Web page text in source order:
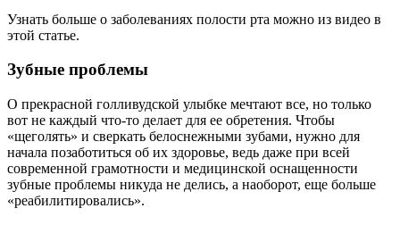
Узнать больше о заболеваниях полости рта можно из видео в
этой статье.
Зубные проблемы
О прекрасной голливудской улыбке мечтают все, но только
вот не каждый что-то делает для ее обретения. Чтобы
«щеголять» и сверкать белоснежными зубами, нужно для
начала позаботиться об их здоровье, ведь даже при всей
современной грамотности и медицинской оснащенности
зубные проблемы никуда не делись, а наоборот, еще больше
«реабилитировались».